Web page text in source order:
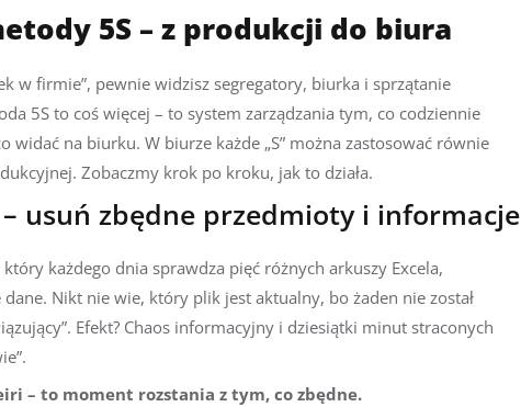
5S – z produkcji do biura
w firmie”, pewnie widzisz segregatory, biurka i sprzątanie
5S to coś więcej – to system zarządzania tym, co codziennie
widać na biurku. W biurze każde „S” można zastosować równie
Zobaczmy krok po kroku, jak to działa.
usuń zbędne przedmioty i informacje
który każdego dnia sprawdza pięć różnych arkuszy Excela,
dane. Nikt nie wie, który plik jest aktualny, bo żaden nie został
Efekt? Chaos informacyjny i dziesiątki minut straconych
– to moment rozstania z tym, co zbędne.